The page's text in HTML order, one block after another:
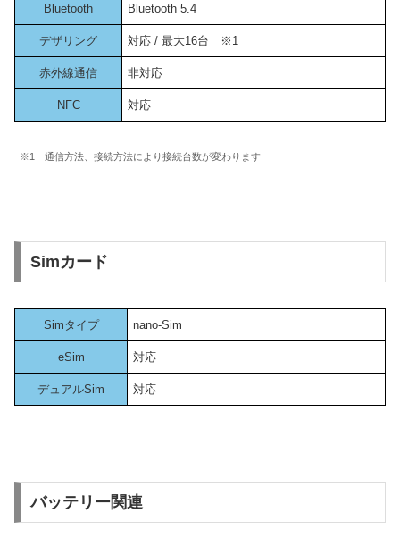
Bluetooth Bluetooth 5.4
デザリング 対応 / 最大16台 ※1
赤外線通信 非対応
NFC 対応
※1 通信方法、接続方法により接続台数が変わります
Simカード
Simタイプ nano-Sim
eSim 対応
デュアルSim 対応
バッテリー関連